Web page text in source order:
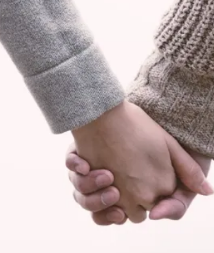
テクノロジー・ガジェット ゲー
映像・映画 書籍
ビジネス・起業 チャ
まちづくり・地域活性化